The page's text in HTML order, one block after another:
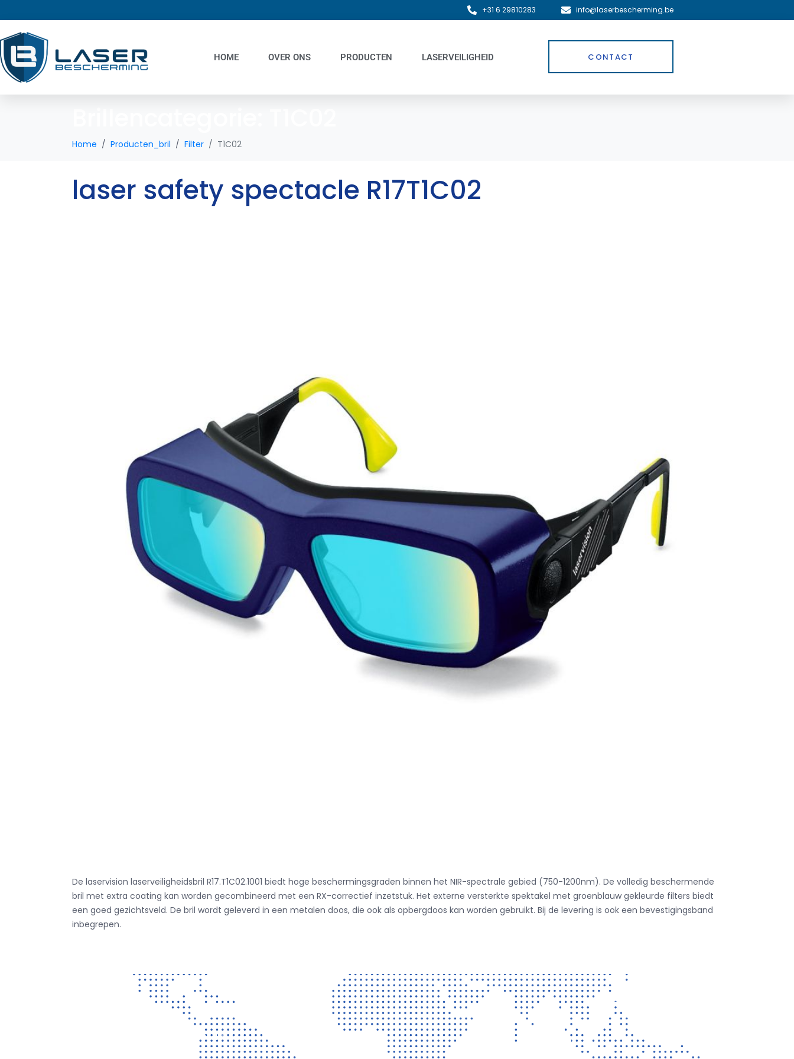
+31 6 29810283 info@laserbescherming.be
HOME OVER ONS PRODUCTEN LASERVEILIGHEID CONTACT
Home Producten_bril Filter T1C02
laser safety spectacle R17T1C02
De laservision laserveiligheidsbril R17.T1C02.1001 biedt hoge beschermingsgraden binnen het NIR-spectrale gebied (750-1200nm). De volledig beschermende
bril met extra coating kan worden gecombineerd met een RX-correctief inzetstuk. Het externe versterkte spektakel met groenblauw gekleurde filters biedt
een goed gezichtsveld. De bril wordt geleverd in een metalen doos, die ook als opbergdoos kan worden gebruikt. Bij de levering is ook een bevestigingsband
inbegrepen.
Vragen? Neem gerust contact met ons op!
CONTACT